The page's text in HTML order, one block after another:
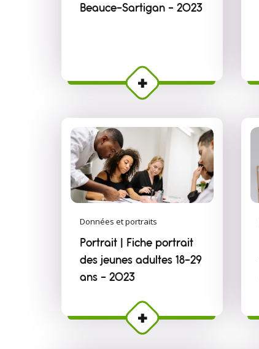
Beauce-Sartigan - 2023
Données et portraits
Portrait | Fiche portrait
des jeunes adultes 18-29
ans - 2023